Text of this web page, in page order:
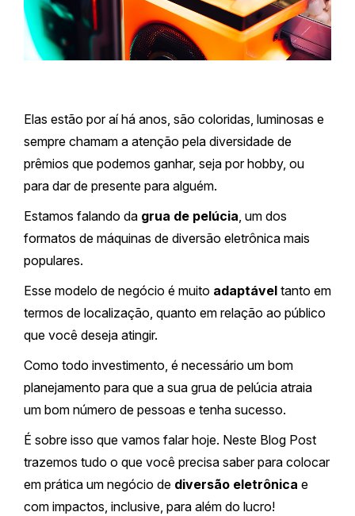
Elas estão por aí há anos, são coloridas, luminosas e
sempre chamam a atenção pela diversidade de
prêmios que podemos ganhar, seja por hobby, ou
para dar de presente para alguém.
Estamos falando da grua de pelúcia, um dos
formatos de máquinas de diversão eletrônica mais
populares.
Esse modelo de negócio é muito adaptável tanto em
termos de localização, quanto em relação ao público
que você deseja atingir.
Como todo investimento, é necessário um bom
planejamento para que a sua grua de pelúcia atraia
um bom número de pessoas e tenha sucesso.
É sobre isso que vamos falar hoje. Neste Blog Post
trazemos tudo o que você precisa saber para colocar
em prática um negócio de diversão eletrônica e
com impactos, inclusive, para além do lucro!